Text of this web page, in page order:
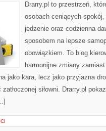
Drarry.pl to przestrzeń,
osobach ceniących
jedzenie oraz codzienna
sposobem na lepsze
obowiązkiem. To blog
harmonijne zmiany
jako kara, lecz jako przyjazna
siłowni. Drarry.pl